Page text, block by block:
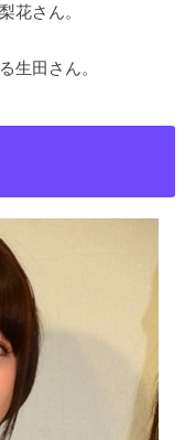
花さん。
生田さん。